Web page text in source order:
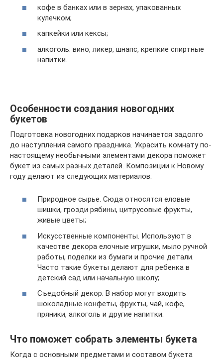
кофе в банках или в зернах, упакованных
кулечком;
капкейки или кексы;
алкоголь: вино, ликер, шнапс, крепкие спиртные
напитки.
Особенности создания новогодних
букетов
Подготовка новогодних подарков начинается задолго
до наступления самого праздника. Украсить комнату по-
настоящему необычными элементами декора поможет
букет из самых разных деталей. Композиции к Новому
году делают из следующих материалов:
Природное сырье. Сюда относятся еловые
шишки, грозди рябины, цитрусовые фрукты,
живые цветы;
Искусственные компоненты. Используют в
качестве декора елочные игрушки, мыло ручной
работы, поделки из бумаги и прочие детали.
Часто такие букеты делают для ребенка в
детский сад или начальную школу;
Съедобный декор. В набор могут входить
шоколадные конфеты, фрукты, чай, кофе,
пряники, алкоголь и другие напитки.
Что поможет собрать элементы букета
Когда с основными предметами и составом букета